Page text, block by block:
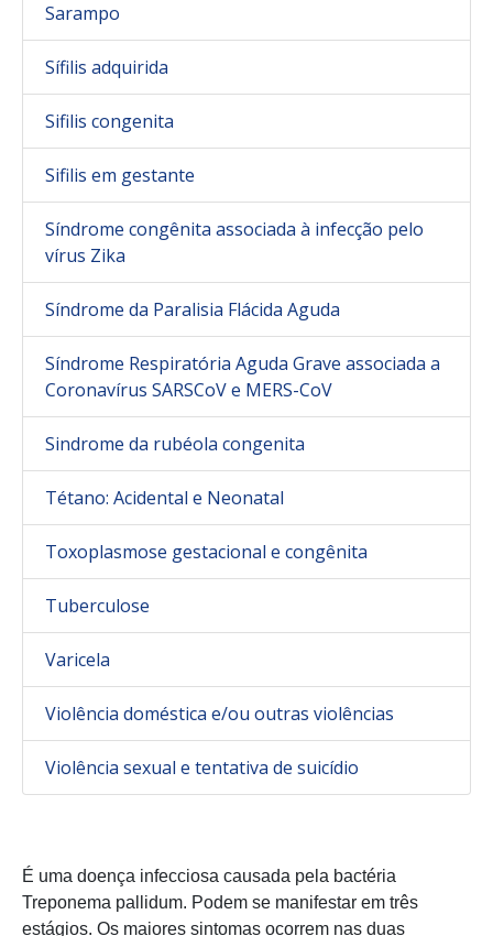
Sarampo
Sífilis adquirida
Sifilis congenita
Sifilis em gestante
Síndrome congênita associada à infecção pelo
vírus Zika
Síndrome da Paralisia Flácida Aguda
Síndrome Respiratória Aguda Grave associada a
Coronavírus SARSCoV e MERS-CoV
Sindrome da rubéola congenita
Tétano: Acidental e Neonatal
Toxoplasmose gestacional e congênita
Tuberculose
Varicela
Violência doméstica e/ou outras violências
Violência sexual e tentativa de suicídio
É uma doença infecciosa causada pela bactéria
Treponema pallidum. Podem se manifestar em três
estágios. Os maiores sintomas ocorrem nas duas